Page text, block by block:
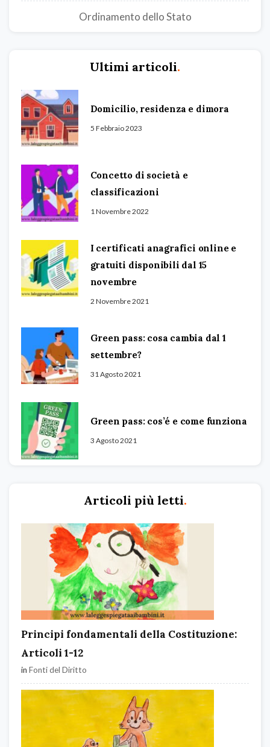
Ordinamento dello Stato
Ultimi articoli.
Domicilio, residenza e dimora
5 Febbraio 2023
Concetto di società e
classificazioni
1 Novembre 2022
I certificati anagrafici online e
gratuiti disponibili dal 15
novembre
2 Novembre 2021
Green pass: cosa cambia dal 1
settembre?
31 Agosto 2021
Green pass: cos’é e come funziona
3 Agosto 2021
Articoli più letti.
Principi fondamentali della Costituzione:
Articoli 1-12
in Fonti del Diritto